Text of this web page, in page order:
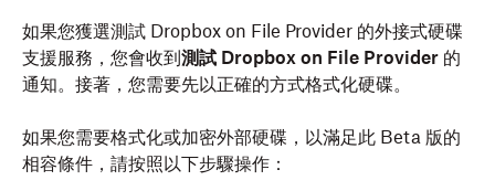
如果您獲選測試 Dropbox on File Provider 的外接式硬碟
支援服務，您會收到測試 Dropbox on File Provider 的
通知。接著，您需要先以正確的方式格式化硬碟。
如果您需要格式化或加密外部硬碟，以滿足此 Beta 版的
相容條件，請按照以下步驟操作：